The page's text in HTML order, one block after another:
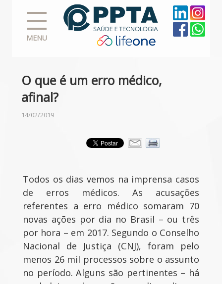
MENU
O que é um erro médico,
afinal?
14/02/2019
Todos os dias vemos na imprensa casos
de erros médicos. As acusações
referentes a erro médico somaram 70
novas ações por dia no Brasil – ou três
por hora – em 2017. Segundo o Conselho
Nacional de Justiça (CNJ), foram pelo
menos 26 mil processos sobre o assunto
no período. Alguns são pertinentes – há